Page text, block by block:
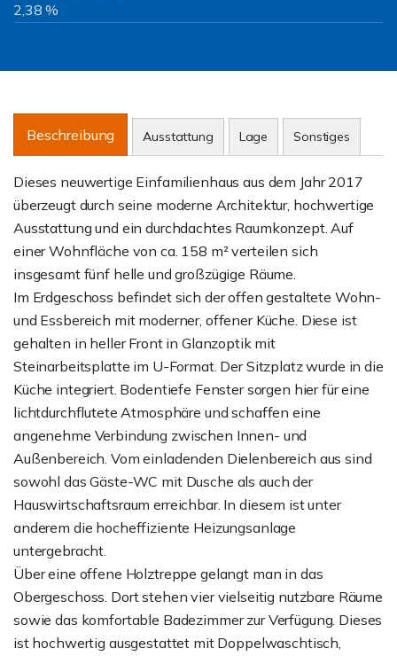
2,38 %
Beschreibung Ausstattung Lage Sonstiges
Dieses neuwertige Einfamilienhaus aus dem Jahr 2017
überzeugt durch seine moderne Architektur, hochwertige
Ausstattung und ein durchdachtes Raumkonzept. Auf
einer Wohnfläche von ca. 158 m² verteilen sich
insgesamt fünf helle und großzügige Räume.
Im Erdgeschoss befindet sich der offen gestaltete Wohn-
und Essbereich mit moderner, offener Küche. Diese ist
gehalten in heller Front in Glanzoptik mit
Steinarbeitsplatte im U-Format. Der Sitzplatz wurde in die
Küche integriert. Bodentiefe Fenster sorgen hier für eine
lichtdurchflutete Atmosphäre und schaffen eine
angenehme Verbindung zwischen Innen- und
Außenbereich. Vom einladenden Dielenbereich aus sind
sowohl das Gäste-WC mit Dusche als auch der
Hauswirtschaftsraum erreichbar. In diesem ist unter
anderem die hocheffiziente Heizungsanlage
untergebracht.
Über eine offene Holztreppe gelangt man in das
Obergeschoss. Dort stehen vier vielseitig nutzbare Räume
sowie das komfortable Badezimmer zur Verfügung. Dieses
ist hochwertig ausgestattet mit Doppelwaschtisch,